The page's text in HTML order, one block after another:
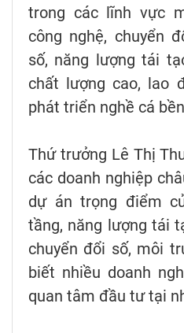
trong các lĩnh vực
công nghệ, chuyển
số, năng lượng tái
chất lượng cao, lao
phát triển nghề cá
Thứ trưởng Lê Thị
các doanh nghiệp
dự án trọng điểm
tầng, năng lượng tái
chuyển đổi số, môi
biết nhiều doanh
quan tâm đầu tư tại